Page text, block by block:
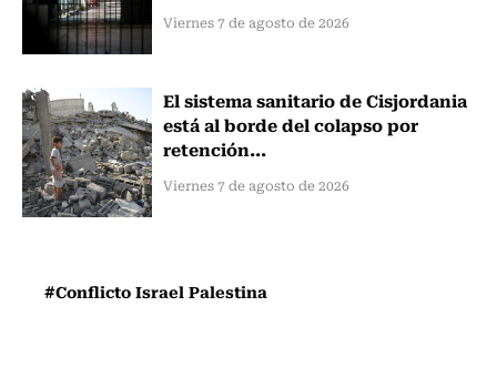
Viernes 7 de agosto de 2026
El sistema sanitario de Cisjordania
está al borde del colapso por
retención...
Viernes 7 de agosto de 2026
#Conflicto Israel Palestina